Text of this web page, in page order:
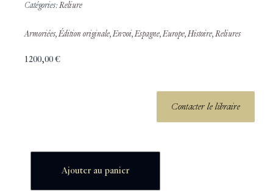
Catégories: Reliure
Armoriées,Édition originale,Envoi,Espagne,Europe,Histoire, Reliures
1200,00€
Contacter le libraire
Ajouter au panier